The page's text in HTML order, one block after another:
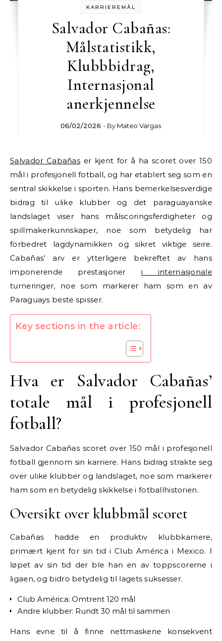
KARRIEREMÅL
Salvador Cabañas:
Målstatistikk,
Klubbbidrag,
Internasjonal
anerkjennelse
06/02/2026 - By Mateo Vargas
Salvador Cabañas er kjent for å ha scoret over 150
mål i profesjonell fotball, og har etablert seg som en
sentral skikkelse i sporten. Hans bemerkelsesverdige
bidrag til ulike klubber og det paraguayanske
landslaget viser hans målscoringsferdigheter og
spillmakerkunnskaper, noe som betydelig har
forbedret lagdynamikken og sikret viktige seire.
Cabañas’ arv er ytterligere bekreftet av hans
imponerende prestasjoner i internasjonale
turneringer, noe som markerer ham som en av
Paraguays beste spisser.
Key sections in the article:
Hva er Salvador Cabañas’
totale mål i profesjonell
fotball?
Salvador Cabañas scoret over 150 mål i profesjonell
fotball gjennom sin karriere. Hans bidrag strakte seg
over ulike klubber og landslaget, noe som markerer
ham som en betydelig skikkelse i fotballhistorien.
Oversikt over klubbmål scoret
Cabañas hadde en produktiv klubbkarriere,
primært kjent for sin tid i Club América i Mexico. I
løpet av sin tid der ble han en av toppscorerne i
ligaen, og bidro betydelig til lagets suksesser.
Club América: Omtrent 120 mål
Andre klubber: Rundt 30 mål til sammen
Hans evne til å finne nettmaskene konsekvent